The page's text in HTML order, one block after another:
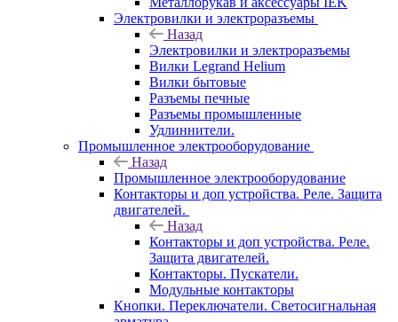
Электровилки и электроразъемы
Назад
Электровилки и электроразъемы
Вилки Legrand Helium
Вилки бытовые
Разъемы печные
Разъемы промышленные
Удлиннители.
Промышленное электрооборудование
Назад
Промышленное электрооборудование
Контакторы и доп устройства. Реле. Защита
двигателей.
Назад
Контакторы и доп устройства. Реле.
Защита двигателей.
Контакторы. Пускатели.
Модульные контакторы
Кнопки. Переключатели. Светосигнальная